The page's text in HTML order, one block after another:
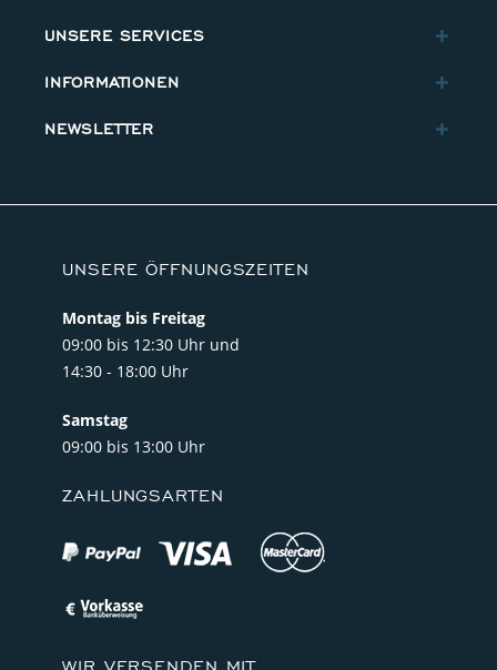
UNSERE SERVICES
INFORMATIONEN
NEWSLETTER
UNSERE ÖFFNUNGSZEITEN
Montag bis Freitag
09:00 bis 12:30 Uhr und
14:30 - 18:00 Uhr
Samstag
09:00 bis 13:00 Uhr
ZAHLUNGSARTEN